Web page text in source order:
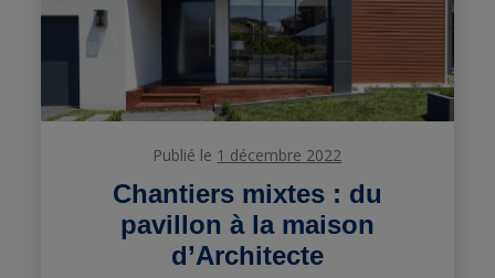
Chantiers mixtes : du
pavillon à la maison
d’Architecte
Publié le 1 décembre 2022